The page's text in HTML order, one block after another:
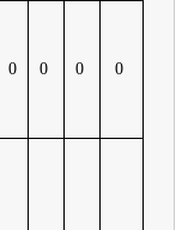
0 0 0 0